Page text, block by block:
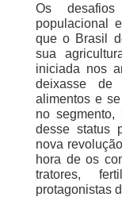
Os desafios
populacional
que o Brasil
sua
iniciada nos
deixasse
alimentos e
no
desse status
nova
hora de os
tratores,
protagonistas